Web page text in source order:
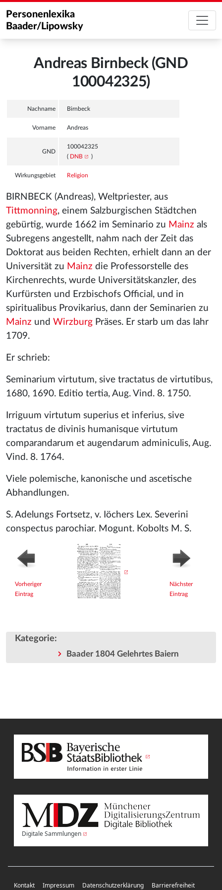
Personenlexika
Baader/Lipowsky
Andreas Birnbeck (GND
100042325)
Nachname Birnbeck
Vorname Andreas
GND
100042325
( DNB )
Wirkungsgebiet Religion
BIRNBECK (Andreas), Weltpriester, aus
Tittmonning, einem Salzburgischen Städtchen
gebürtig, wurde 1662 im Seminario zu Mainz als
Subregens angestellt, nahm nach der Zeit das
Doktorat aus beiden Rechten, erhielt dann an der
Universität zu Mainz die Professorstelle des
Kirchenrechts, wurde Universitätskanzler, des
Kurfürsten und Erzbischofs Official, und in
spiritualibus Provikarius, dann der Seminarien zu
Mainz und Wirzburg Präses. Er starb um das Iahr
1709.
Er schrieb:
Seminarium virtutum, sive tractatus de virtutibus,
1680, 1690. Editio tertia, Aug. Vind. 8. 1750.
Irriguum virtutum superius et inferius, sive
tractatus de divinis humanisque virtutum
comparandarum et augendarum adminiculis, Aug.
Vind. 8. 1764.
Viele polemische, kanonische und ascetische
Abhandlungen.
S. Adelungs Fortsetz, v. Iöchers Lex. Severini
conspectus parochiar. Mogunt. Kobolts M. S.
Vorheriger
Eintrag
Nächster
Eintrag
Kategorie:
Baader 1804 Gelehrtes Baiern
Digitale Sammlungen
Kontakt Impressum Datenschutzerklärung Barrierefreiheit